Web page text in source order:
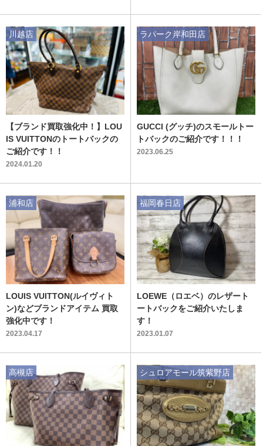
【ブランド買取強化中！】LOU
IS VUITTONのトートバックの
ご紹介です！！
2024.01.20
川越店
GUCCI (グッチ)のスモールトー
トバックのご紹介です！！！
2023.06.25
ラパーク岸和田店
LOUIS VUITTON(ルイヴィト
ン)などブランドアイテム 買取
強化中です！
2023.04.17
浦和店
LOEWE（ロエベ）のレザート
ートバックをご紹介いたしま
す！
2023.01.07
福岡春日店
高槻店 シュロアモール筑紫野店